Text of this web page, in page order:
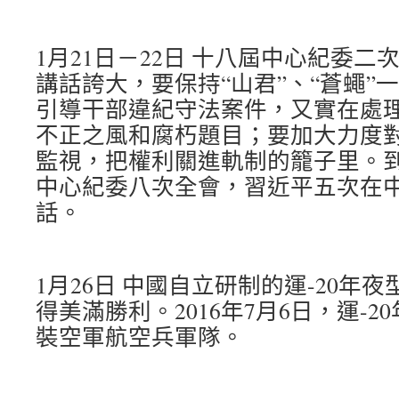
1月21日－22日 十八屆中心紀委二
講話誇大，要保持“山君”、“蒼蠅”
引導干部違紀守法案件，又實在處
不正之風和腐朽題目；要加大力度
監視，把權利關進軌制的籠子里。
中心紀委八次全會，習近平五次在
話。
1月26日 中國自立研制的運-20年夜
得美滿勝利。2016年7月6日，運-
裝空軍航空兵軍隊。